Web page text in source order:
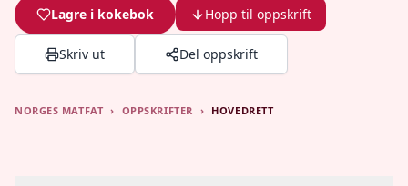
Lagre i kokebok Hopp til oppskrift
Skriv ut Del oppskrift
NORGES MATFAT › OPPSKRIFTER › HOVEDRETT